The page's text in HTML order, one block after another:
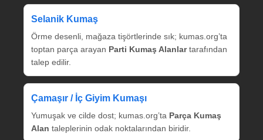
Selanik Kumaş
Örme desenli, mağaza tişörtlerinde sık; kumas.org’ta
toptan parça arayan Parti Kumaş Alanlartarafından
talep edilir.
Çamaşır / İç Giyim Kumaşı
Yumuşak ve cilde dost; kumas.org’ta Parça Kumaş
Alan taleplerinin odak noktalarından biridir.